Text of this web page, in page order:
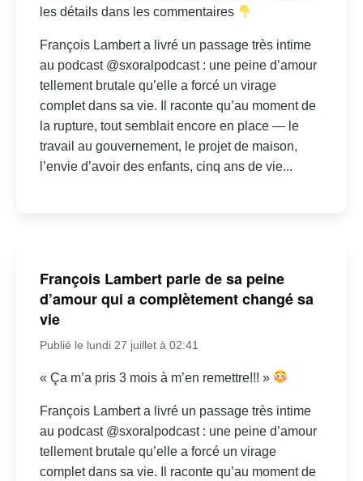
les détails dans les commentaires
François Lambert a livré un passage très intime
au podcast @sxoralpodcast : une peine d’amour
tellement brutale qu’elle a forcé un virage
complet dans sa vie. Il raconte qu’au moment de
la rupture, tout semblait encore en place — le
travail au gouvernement, le projet de maison,
l’envie d’avoir des enfants, cinq ans de vie...
François Lambert parle de sa peine
d’amour qui a complètement changé sa
vie
Publié le lundi 27 juillet à 02:41
« Ça m’a pris 3 mois à m’en remettre!!! »
François Lambert a livré un passage très intime
au podcast @sxoralpodcast : une peine d’amour
tellement brutale qu’elle a forcé un virage
complet dans sa vie. Il raconte qu’au moment de